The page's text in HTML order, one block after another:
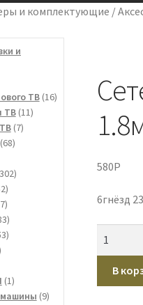
и комплектующие /
580P
6гнёзд
Сетевой
фильтр
В
и
ТВ 1616
ТВ 1111
77
6868
302302
52
товара
37
товаров
83
товара
53
11
товар 99